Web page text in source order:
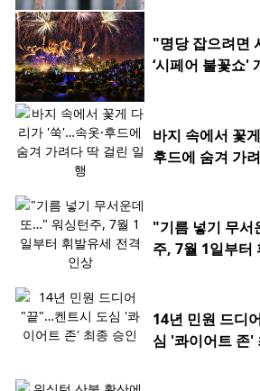
"명당 잡으려면
‘시페어 불꽃쇼'
바지 속에서 꽃
후드에 숨겨 가
"기름 넣기 무
주, 7월 1일부터
14년 민원 드디
심 '콰이어트 존'